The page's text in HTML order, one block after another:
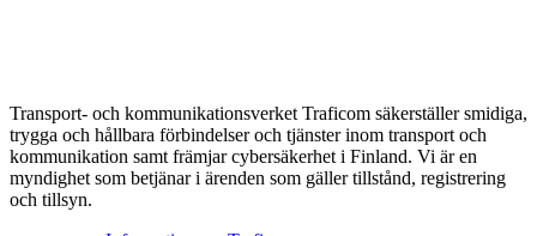
Transport- och kommunikationsverket Traficom säkerställer smidiga,
trygga och hållbara förbindelser och tjänster inom transport och
kommunikation samt främjar cybersäkerhet i Finland. Vi är en
myndighet som betjänar i ärenden som gäller tillstånd, registrering
och tillsyn.